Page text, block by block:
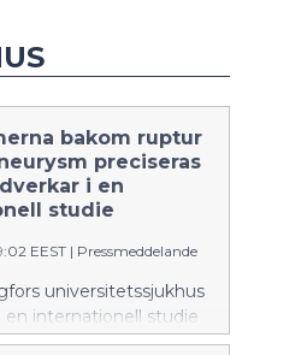
bakom ruptur
preciseras
i en
studie
EEST | Pressmeddelande
universitetssjukhus
en internationell studie
information om varför